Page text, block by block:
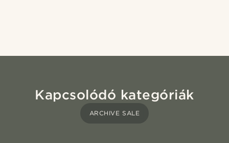
Kapcsolódó kategóriák
ARCHIVE SALE